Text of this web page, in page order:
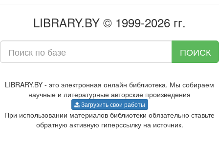
LIBRARY.BY © 1999-2026 гг.
ПОИСК
LIBRARY.BY - это электронная онлайн библиотека. Мы собираем
научные и литературные авторские произведения
Загрузить свои работы
При использовании материалов библиотеки обязательно ставьте
обратную активную гиперссылку на источник.